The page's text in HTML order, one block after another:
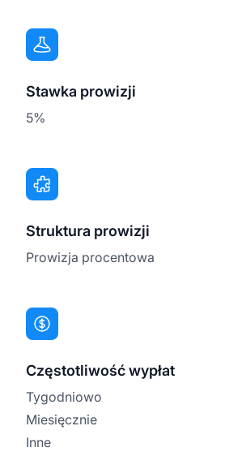
Stawka prowizji
5%
Struktura prowizji
Prowizja procentowa
Częstotliwość wypłat
Tygodniowo
Miesięcznie
Inne